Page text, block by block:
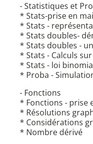
- Statistiques et
* Stats-prise en
* Stats -
* Stats doubles-
* Stats doubles -
* Stats - Calculs
* Stats - loi
* Proba -
- Fonctions
* Fonctions - prise
* Résolutions
* Considérations
* Nombre dérivé